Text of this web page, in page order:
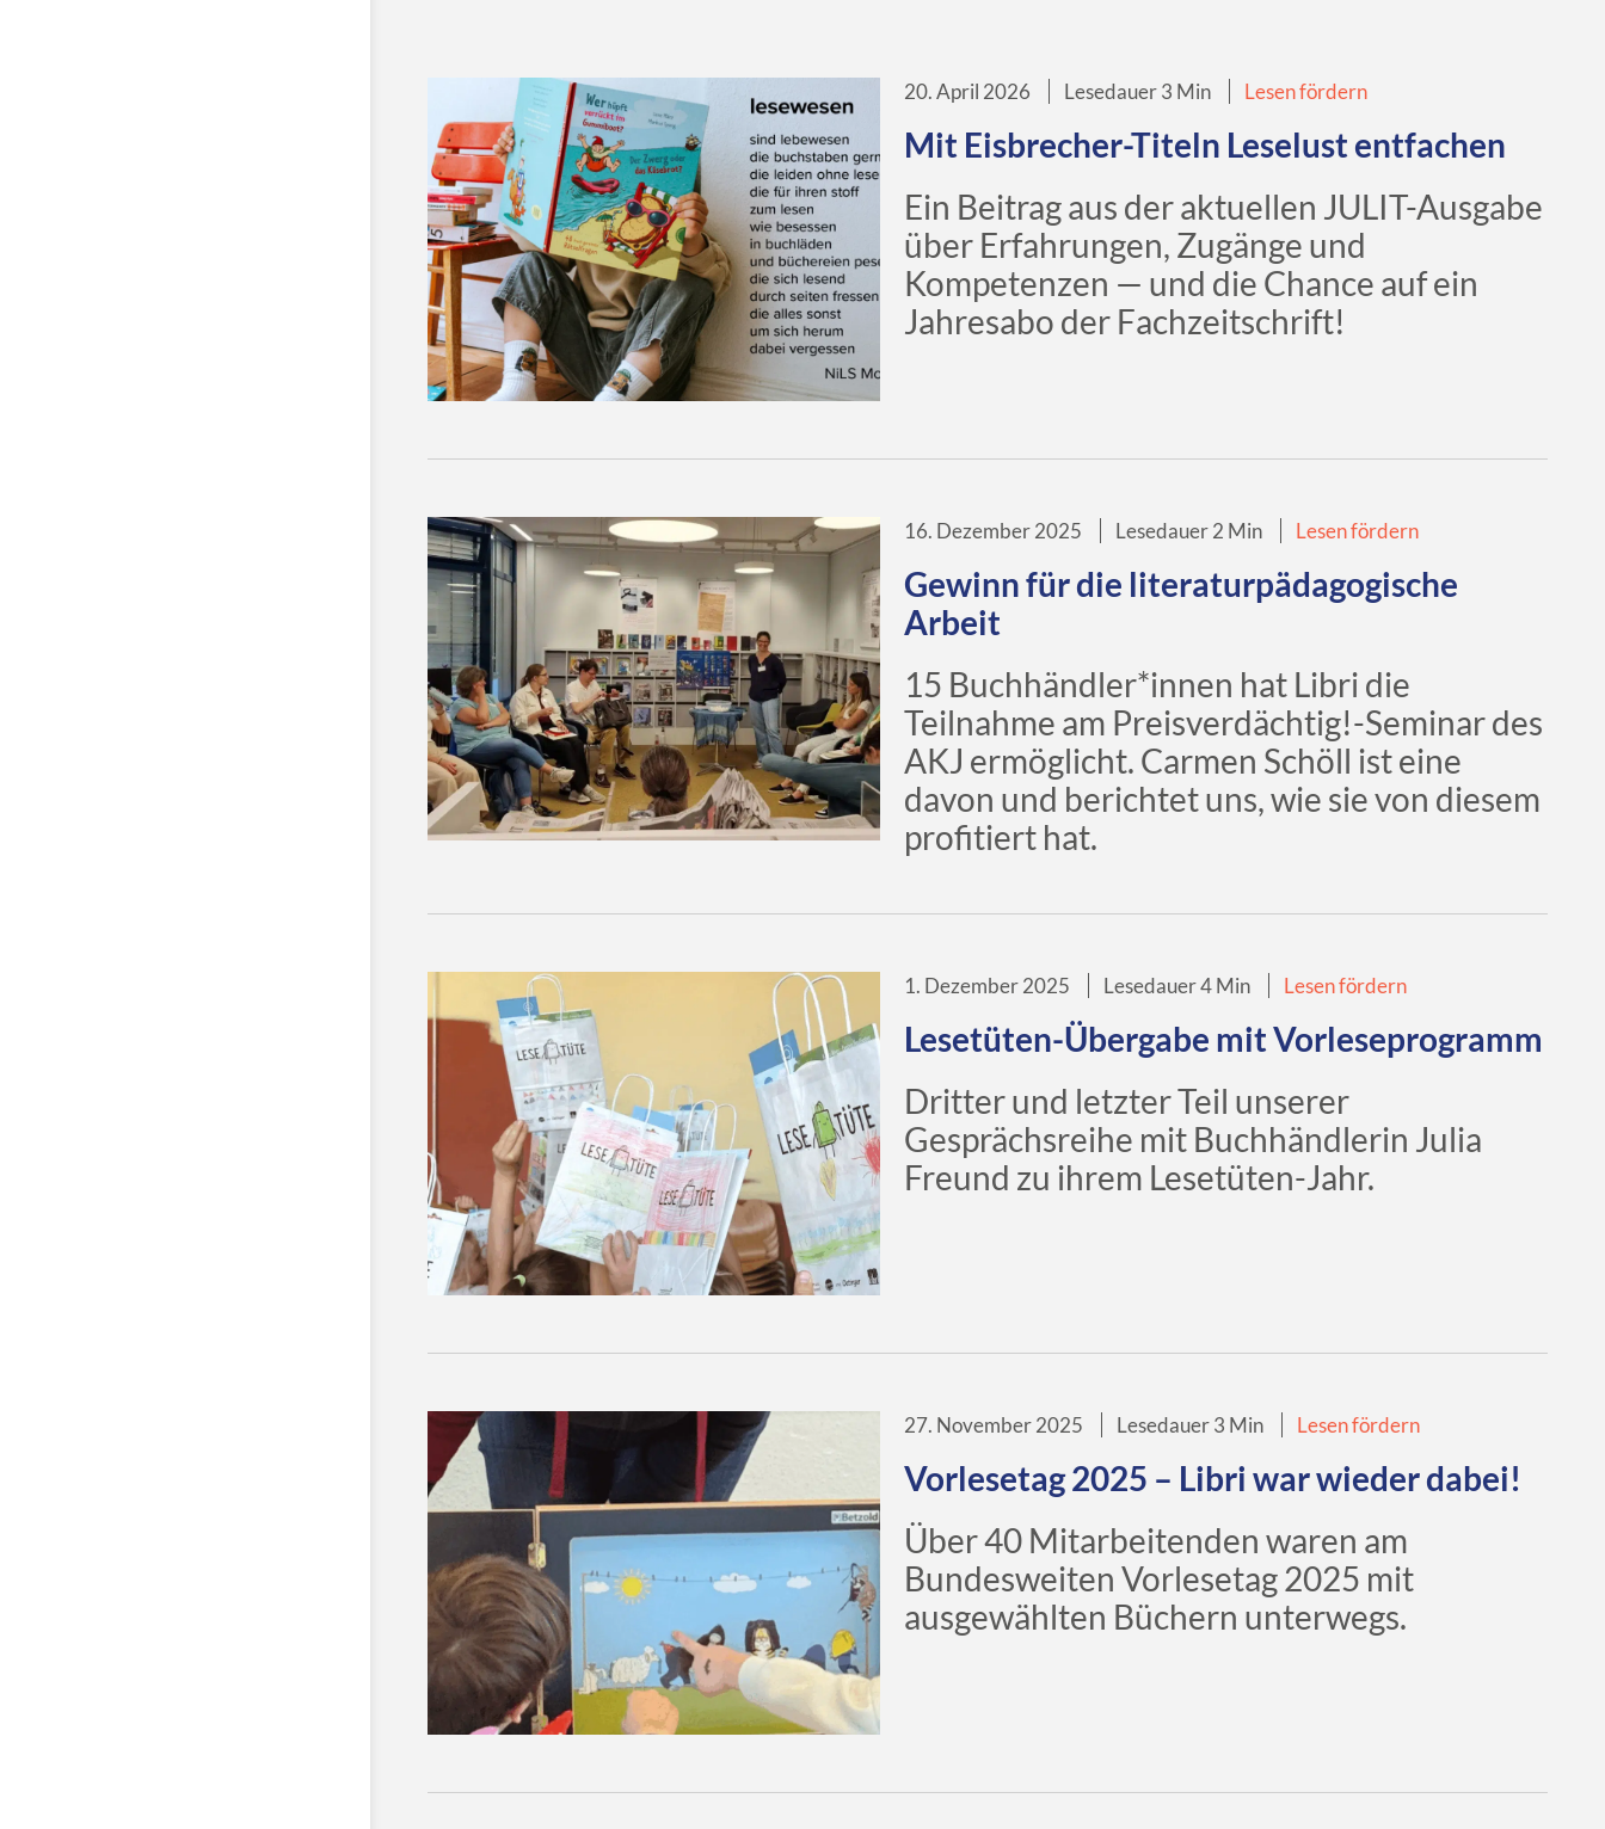
20. April 2026 Lesedauer 3 Min Lesen fördern
Mit Eisbrecher-Titeln Leselust entfachen
Ein Beitrag aus der aktuellen JULIT-Ausgabe
über Erfahrungen, Zugänge und
Kompetenzen — und die Chance auf ein
Jahresabo der Fachzeitschrift!
16. Dezember 2025 Lesedauer 2 Min Lesen fördern
Gewinn für die literaturpädagogische
Arbeit
15 Buchhändler*innen hat Libri die
Teilnahme am Preisverdächtig!-Seminar des
AKJ ermöglicht. Carmen Schöll ist eine
davon und berichtet uns, wie sie von diesem
profitiert hat.
1. Dezember 2025 Lesedauer 4 Min Lesen fördern
Lesetüten-Übergabe mit Vorleseprogramm
Dritter und letzter Teil unserer
Gesprächsreihe mit Buchhändlerin Julia
Freund zu ihrem Lesetüten-Jahr.
27. November 2025 Lesedauer 3 Min Lesen fördern
Vorlesetag 2025 – Libri war wieder dabei!
Über 40 Mitarbeitenden waren am
Bundesweiten Vorlesetag 2025 mit
ausgewählten Büchern unterwegs.